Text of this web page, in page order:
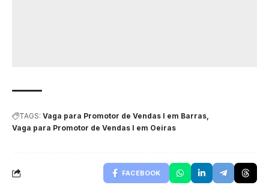
TAGS: Vaga para Promotor de Vendas I em Barras
Vaga para Promotor de Vendas I em Oeiras
FACEBOOK